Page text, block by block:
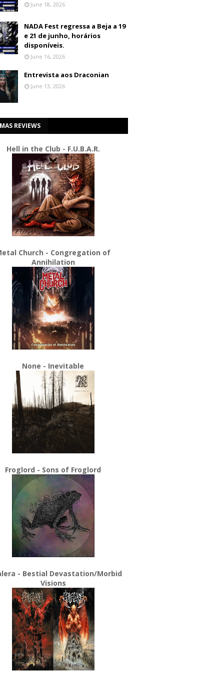
June 18, 2026
NADA Fest regressa a Beja a 19
e 21 de junho, horários
disponíveis.
June 16, 2026
Entrevista aos Draconian
June 13, 2026
REVIEWS
Hell in the Club - F.U.B.A.R.
Church - Congregation of
Annihilation
None - Inevitable
Froglord - Sons of Froglord
- Bestial Devastation/Morbid
Visions